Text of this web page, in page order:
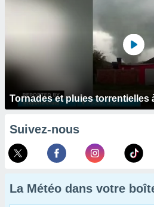
Tornades et pluies torrentielles
Suivez-nous
La Météo dans votre